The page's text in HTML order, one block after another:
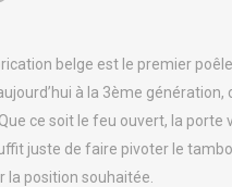
belge est le premier
à la 3ème
ce soit le feu ouvert, la
juste de faire pivoter le
la position souhaitée.